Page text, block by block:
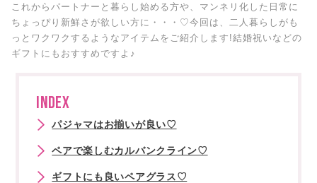
これからパートナーと暮らし始める方や、マンネリ化した日常に
ちょっぴり新鮮さが欲しい方に・・・♡今回は、二人暮らしがも
っとワクワクするようなアイテムをご紹介します!結婚祝いなどの
ギフトにもおすすめですよ♪
INDEX
パジャマはお揃いが良い♡
ペアで楽しむカルバンクライン♡
ギフトにも良いペアグラス♡